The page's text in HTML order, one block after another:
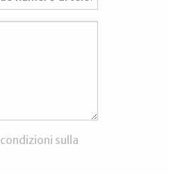
condizioni sulla